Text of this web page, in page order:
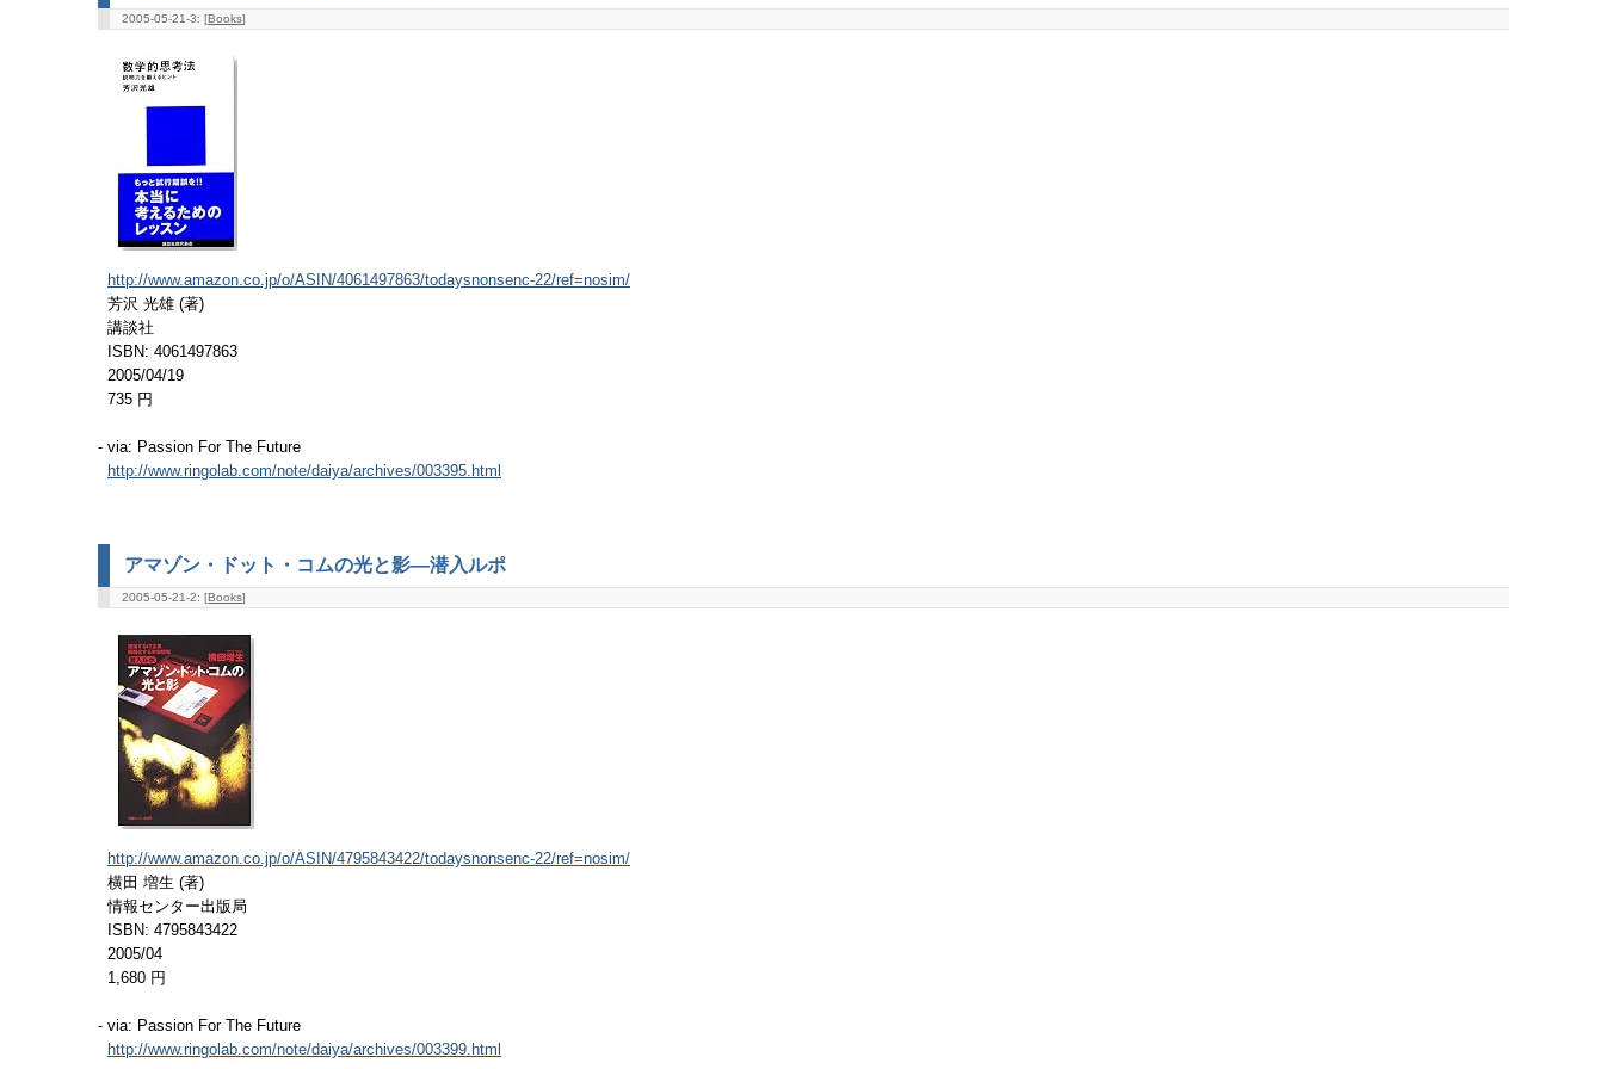
2005-05-21-3: [Books]
http://www.amazon.co.jp/o/ASIN/4061497863/todaysnonsenc-22/ref=nosim/
芳沢 光雄 (著)
講談社
ISBN: 4061497863
2005/04/19
735 円
- via: Passion For The Future
http://www.ringolab.com/note/daiya/archives/003395.html
アマゾン・ドット・コムの光と影―潜入ルポ
2005-05-21-2: [Books]
http://www.amazon.co.jp/o/ASIN/4795843422/todaysnonsenc-22/ref=nosim/
横田 増生 (著)
情報センター出版局
ISBN: 4795843422
2005/04
1,680 円
- via: Passion For The Future
http://www.ringolab.com/note/daiya/archives/003399.html